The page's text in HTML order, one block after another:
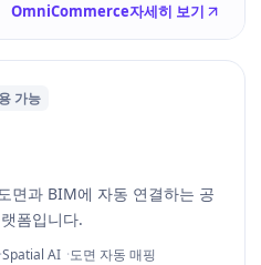
OmniCommerce자세히 보기
가능
면과 BIM에 자동 연결하는 공
폼입니다.
Spatial AI 도면 자동 매핑